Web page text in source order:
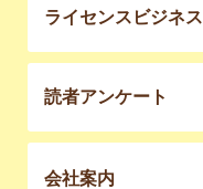
ライセンスビジネス
読者アンケート
会社案内